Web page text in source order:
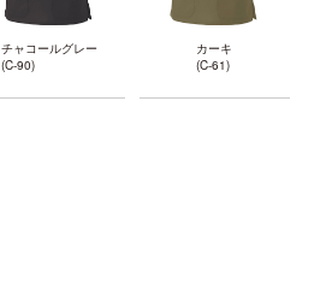
チャコールグレー
(C-90)
カーキ
(C-61)